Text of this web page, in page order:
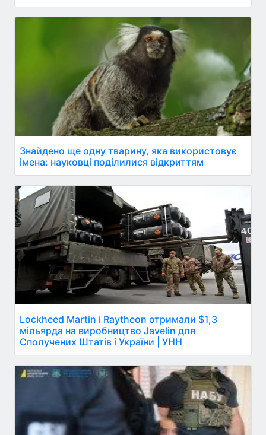
Знайдено ще одну тварину, яка використовує
імена: науковці поділилися відкриттям
Lockheed Martin і Raytheon отримали $1,3
мільярда на виробництво Javelin для
Сполучених Штатів і України | УНН